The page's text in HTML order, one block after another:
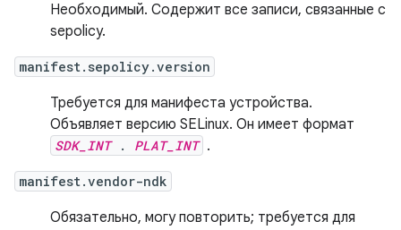
Необходимый. Содержит все записи, связанные с
sepolicy.
manifest.sepolicy.version
Требуется для манифеста устройства.
Объявляет версию SELinux. Он имеет формат
SDK_INT. PLAT_INT .
manifest.vendor-ndk
Обязательно, могу повторить; требуется для